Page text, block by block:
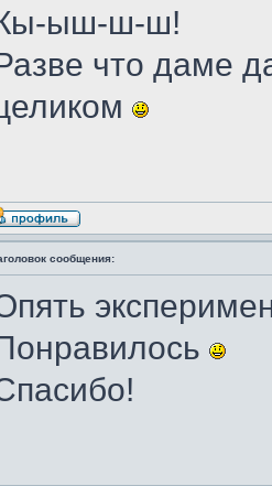
ыш-ш-ш!
что даме
сообщения: